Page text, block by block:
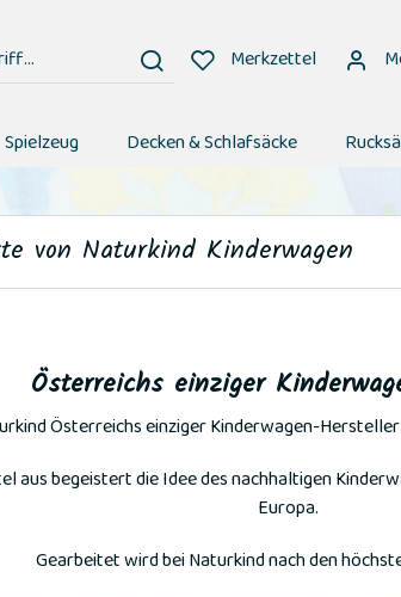
Merkzettel
Spielzeug Decken & Schlafsäcke
von Naturkind Kinderwagen
Österreichs einziger
Österreichs einziger Kinderwagen-
aus begeistert die Idee des nachhaltigen
Europa.
Gearbeitet wird bei Naturkind nach den